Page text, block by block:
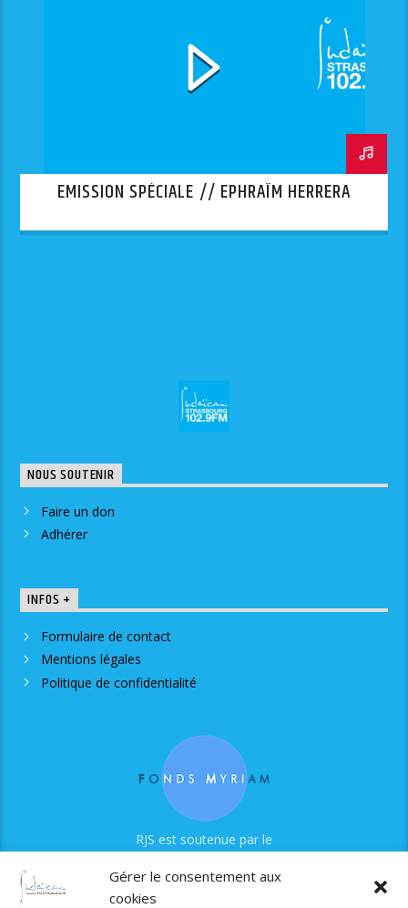
Gérer le consentement aux
cookies
EMISSION SPÉCIALE // EPHRAÏM HERRERA
NOUS SOUTENIR
Faire un don
Adhérer
INFOS +
Formulaire de contact
Mentions légales
Politique de confidentialité
RJS est soutenue par le